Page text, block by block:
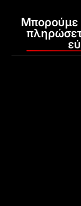
Μπορούμε